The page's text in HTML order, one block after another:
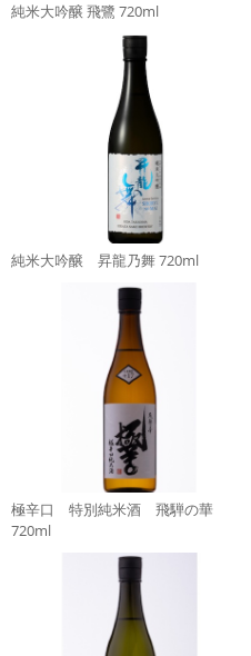
純米大吟醸 飛鷺 720ml
純米大吟醸 昇龍乃舞 720ml
極辛口 特別純米酒 飛騨の華
720ml